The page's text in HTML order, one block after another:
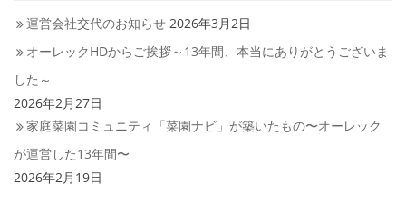
運営会社交代のお知らせ 2026年3月2日
オーレックHDからご挨拶～13年間、本当にありがとうございま
した～
2026年2月27日
家庭菜園コミュニティ「菜園ナビ」が築いたもの〜オーレック
が運営した13年間〜
2026年2月19日